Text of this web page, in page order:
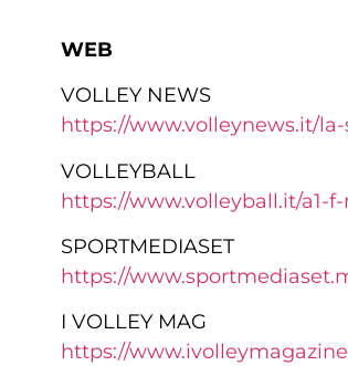
WEB
VOLLEY NEWS
https://www.volleynews.it/la-
VOLLEYBALL
https://www.volleyball.it/a1-f-
SPORTMEDIASET
https://www.sportmediaset.
I VOLLEY MAG
https://